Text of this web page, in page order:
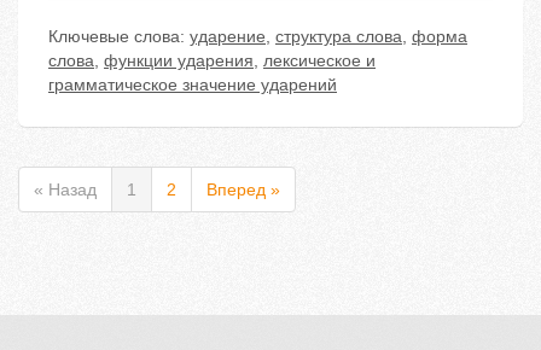
Ключевые слова: ударение, структура слова, форма
слова, функции ударения, лексическое и
грамматическое значение ударений
« Назад 1 2 Вперед »